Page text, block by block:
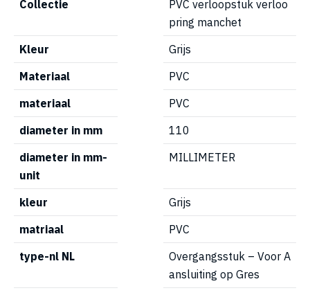
Collectie
PVC verloopstuk verloo
pring manchet
Kleur
Grijs
Materiaal
PVC
materiaal
PVC
diameter in mm
110
diameter in mm-
unit
MILLIMETER
kleur
Grijs
matriaal
PVC
type-nl NL
Overgangsstuk – Voor A
ansluiting op Gres